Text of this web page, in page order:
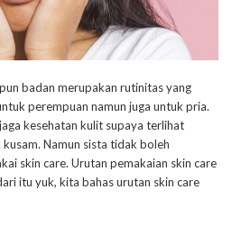
badan merupakan rutinitas yang
perempuan namun juga untuk pria.
kesehatan kulit supaya terlihat
Namun sista tidak boleh
skin care. Urutan pemakaian skin care
itu yuk, kita bahas urutan skin care